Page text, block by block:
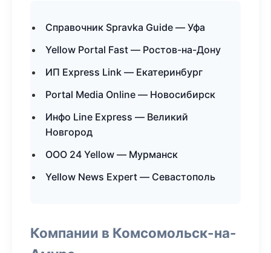
Справочник Spravka Guide — Уфа
Yellow Portal Fast — Ростов-на-Дону
ИП Express Link — Екатеринбург
Portal Media Online — Новосибирск
Инфо Line Express — Великий
Новгород
ООО 24 Yellow — Мурманск
Yellow News Expert — Севастополь
Компании в Комсомольск-на-